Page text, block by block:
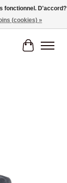
Panier
fonctionnel. D'accord?
(cookies) »